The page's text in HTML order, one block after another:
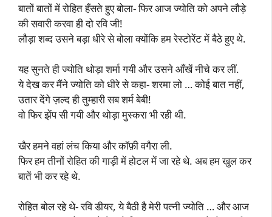
बातों बातों में रोहित हँसते हुए बोला- फिर आज ज्योति को अपने लौड़े
की सवारी करवा ही दो रवि जी!
लौड़ा शब्द उसने बड़ा धीरे से बोला क्योंकि हम रेस्टोरेंट में बैठे हुए थे.
यह सुनते ही ज्योति थोड़ा शर्मा गयी और उसने आँखें नीचे कर लीं.
ये देख कर मैंने ज्योति को धीरे से कहा- शरमा लो … कोई बात नहीं,
उतार देंगे ज़ल्द ही तुम्हारी सब शर्म बेबी!
वो फिर झेंप सी गयी और थोड़ा मुस्करा भी रही थी.
खैर हमने वहां लंच किया और कॉफ़ी वगैरा ली.
फिर हम तीनों रोहित की गाड़ी में होटल में जा रहे थे. अब हम खुल कर
बातें भी कर रहे थे.
रोहित बोल रहे थे- रवि डीयर, ये बैठी है मेरी पत्नी ज्योति … और आज